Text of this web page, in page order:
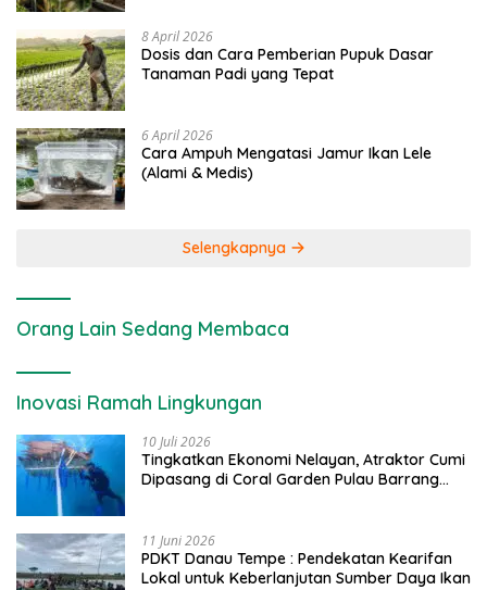
8 April 2026
Dosis dan Cara Pemberian Pupuk Dasar
Tanaman Padi yang Tepat
6 April 2026
Cara Ampuh Mengatasi Jamur Ikan Lele
(Alami & Medis)
Selengkapnya
Orang Lain Sedang Membaca
Inovasi Ramah Lingkungan
10 Juli 2026
Tingkatkan Ekonomi Nelayan, Atraktor Cumi
Dipasang di Coral Garden Pulau Barrang
11 Juni 2026
PDKT Danau Tempe : Pendekatan Kearifan
Lokal untuk Keberlanjutan Sumber Daya Ikan